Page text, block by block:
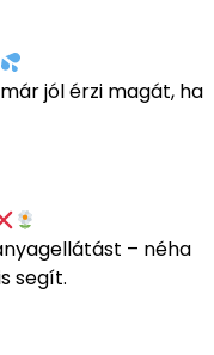
jól érzi magát, ha
– néha
segít.